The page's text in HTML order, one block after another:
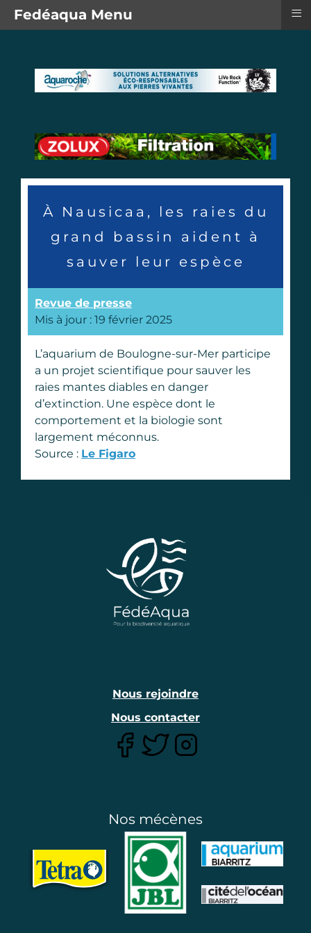
À Nausicaa, les raies du
grand bassin aident à
sauver leur espèce
Revue de presse
Mis à jour : 19 février 2025
L’aquarium de Boulogne-sur-Mer participe
a un projet scientifique pour sauver les
raies mantes diables en danger
d’extinction. Une espèce dont le
comportement et la biologie sont
largement méconnus.
Source : Le Figaro
Nous rejoindre
Nous contacter
Nos mécènes
Fedéaqua Menu ≡